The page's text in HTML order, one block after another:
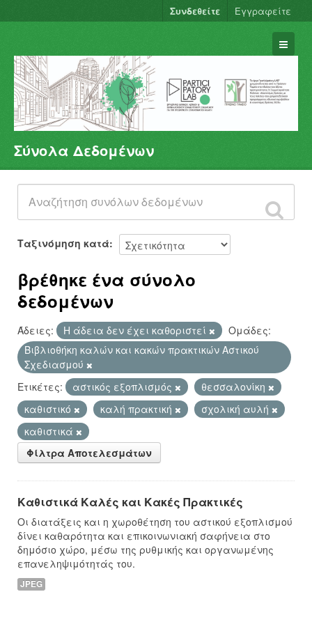
Συνδεθείτε Εγγραφείτε
Σύνολα Δεδομένων
Φορείς
Ομάδες
Σχετικά
Σύνολα Δεδομένων
Ταξινόμηση κατά
βρέθηκε ένα σύνολο
δεδομένων
Άδειες: Η άδεια δεν έχει καθοριστεί
Ομάδες:
Βιβλιοθήκη καλών και κακών πρακτικών Αστικού
Σχεδιασμού
Ετικέτες:
αστικός εξοπλισμός
θεσσαλονίκη
καθιστικό
καλή πρακτική
σχολική αυλή
καθιστικά
Φίλτρα Αποτελεσμάτων
Καθιστικά Καλές και Κακές Πρακτικές
Οι διατάξεις και η χωροθέτηση του αστικού εξοπλισμού
δίνει καθαρότητα και επικοινωνιακή σαφήνεια στο
δημόσιο χώρο, μέσω της ρυθμικής και οργανωμένης
επανεληψιμότητάς του.
JPEG